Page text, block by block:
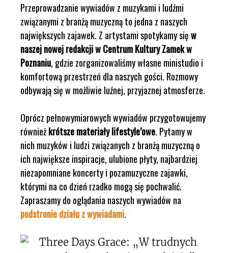
Przeprowadzanie wywiadów z muzykami i ludźmi
związanymi z branżą muzyczną to jedna z naszych
największych zajawek. Z artystami spotykamy sięw
naszej nowej redakcji w Centrum Kultury Zamek w
Poznaniu, gdzie zorganizowaliśmy własne ministudio i
komfortową przestrzeń dla naszych gości. Rozmowy
odbywają się w możliwie luźnej, przyjaznej atmosferze.
Oprócz pełnowymiarowych wywiadów przygotowujemy
równieżkrótsze materiały lifestyle’owe. Pytamy w
nich muzyków i ludzi związanych z branżą muzyczną o
ich największe inspiracje, ulubione płyty, najbardziej
niezapomniane koncerty i pozamuzyczne zajawki,
którymi na co dzień rzadko mogą się pochwalić.
Zapraszamy do oglądania naszych wywiadów na
podstronie działu z wywiadami.